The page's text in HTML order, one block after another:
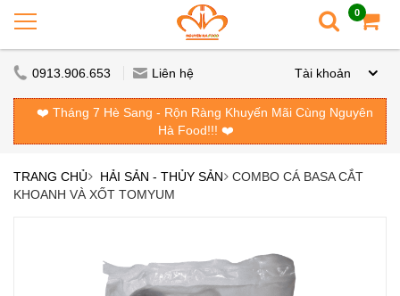
0
0913.906.653 Liên hệ Tài khoản
❤️ Tháng 7 Hè Sang - Rộn Ràng Khuyến Mãi Cùng Nguyên
Hà Food!!! ❤️
TRANG CHỦ HẢI SẢN - THỦY SẢN
COMBO CÁ BASA CẮT
KHOANH VÀ XỐT TOMYUM